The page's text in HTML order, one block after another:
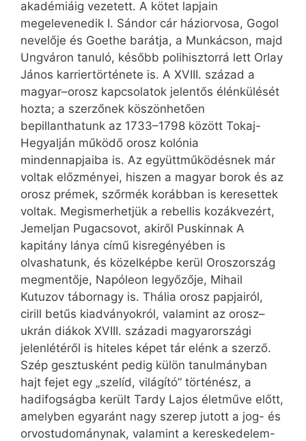
akadémiáig vezetett. A kötet lapjain
megelevenedik I. Sándor cár háziorvosa, Gogol
nevelője és Goethe barátja, a Munkácson, majd
Ungváron tanuló, később polihisztorrá lett Orlay
János karriertörténete is. A XVIII. század a
magyar–orosz kapcsolatok jelentős élénkülését
hozta; a szerzőnek köszönhetően
bepillanthatunk az 1733–1798 között Tokaj-
Hegyalján működő orosz kolónia
mindennapjaiba is. Az együttműködésnek már
voltak előzményei, hiszen a magyar borok és az
orosz prémek, szőrmék korábban is keresettek
voltak. Megismerhetjük a rebellis kozák­ve­zért,
Jemeljan Pugacsovot, akiről Puskinnak A
kapitány lánya című kisregényében is
olvashatunk, és közelképbe kerül Oroszország
meg­men­tője, Napóleon legyőzője, Mihail
Kutuzov tábornagy is. Thália orosz papjairól,
cirill betűs kiadványokról, valamint az orosz–
ukrán diákok XVIII. századi magyarországi
jelenlétéről is hiteles képet tár elénk a szerző.
Szép gesztusként pedig külön tanulmányban
hajt fejet egy „szelíd, világító” történész, a
hadifogságba került Tardy Lajos életműve előtt,
amelyben egyaránt nagy szerep jutott a jog- és
orvostudománynak, valamint a kereskedelem-